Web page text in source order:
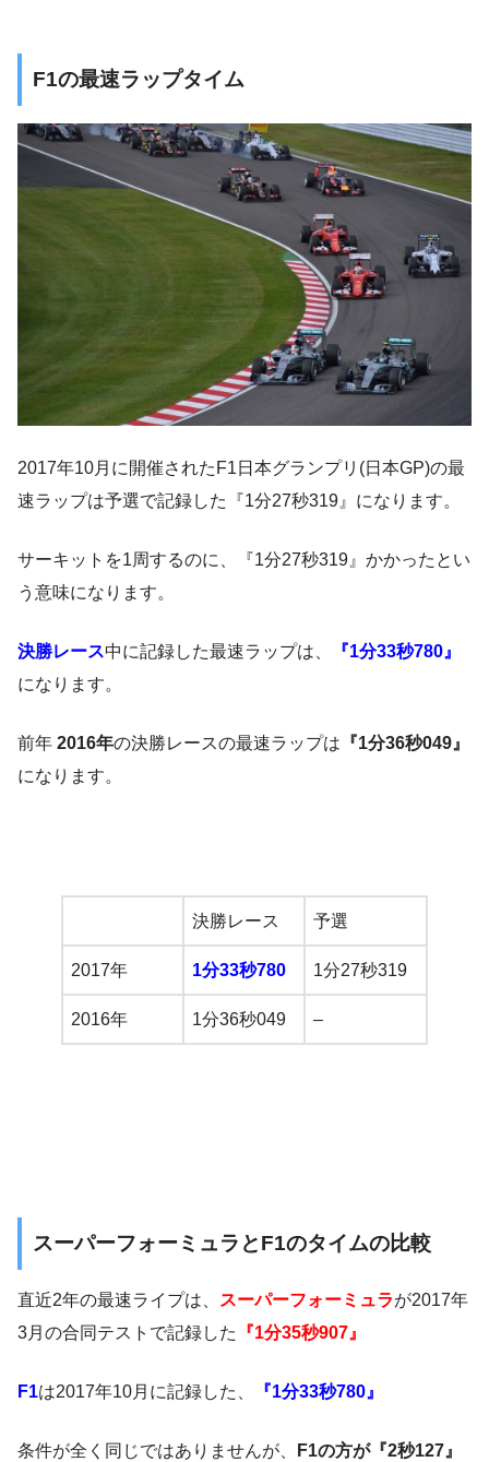
F1の最速ラップタイム
2017年10月に開催されたF1日本グランプリ(日本GP)の最
速ラップは予選で記録した『1分27秒319』になります。
サーキットを1周するのに、『1分27秒319』かかったとい
う意味になります。
決勝レース中に記録した最速ラップは、
『1分33秒780』
になります。
前年 2016年の決勝レースの最速ラップは 『1分36秒049』
になります。
決勝レース 予選
2017年 1分33秒780 1分27秒319
2016年 1分36秒049 –
スーパーフォーミュラとF1のタイムの比較
直近2年の最速ライプは、 スーパーフォーミュラが2017年
3月の合同テストで記録した
『1分35秒907』
F1は2017年10月に記録した、 『1分33秒780』
条件が全く同じではありませんが、 F1の方が『2秒127』